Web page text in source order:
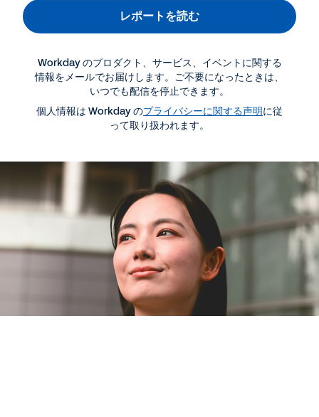
その他のリソース
レポート
Gartner®社 2025 年 サービス中心企業向けクラウド
ERPのマジック・ クアドラント
CFO が ERP 改革の成功を推進させる方法
クラウド ERP でデータを最大限に活用
リソースをもっと見る
レポートを読む
Workday のプロダクト、サービス、イベントに関する
情報をメールでお届けします。ご不要になったときは、
いつでも配信を停止できます。
個人情報は Workday のプライバシーに関する声明に従
って取り扱われます。